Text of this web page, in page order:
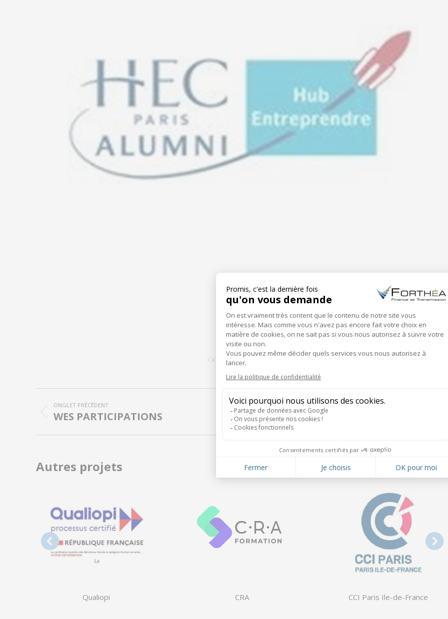
CATÉGORIE PARTENAIRES
Navigation
commentaire
ONGLET PRÉCÉDENT
Onglet
WES PARTICIPATIONS
ONGLET SUIVANT
Projets
similaires
Autres projets
Qualiopi CRA CCI Paris Ile-de-France